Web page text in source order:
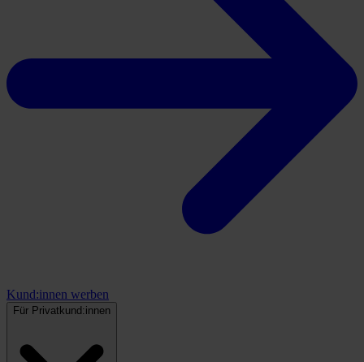
Kund:innen werben
Für Privatkund:innen